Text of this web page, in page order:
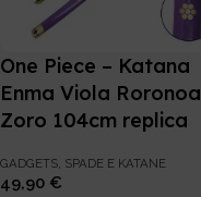
One Piece – Katana
Enma Viola Roronoa
Zoro 104cm replica
GADGETS, SPADE E KATANE
49,90 €